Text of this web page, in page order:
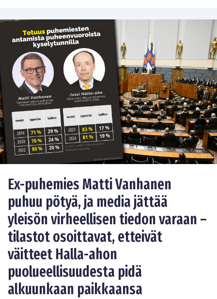
Ex-puhemies Matti Vanhanen
puhuu pötyä, ja media jättää
yleisön virheellisen tiedon varaan –
tilastot osoittavat, etteivät
väitteet Halla-ahon
puolueellisuudesta pidä
alkuunkaan paikkaansa